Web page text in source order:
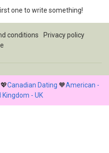
one to write something!
conditions
Privacy policy
Canadian Dating 🧡American -
Kingdom - UK